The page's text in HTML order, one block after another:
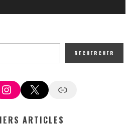
RECHERCHER
Instagram
X Google News
ARTICLES